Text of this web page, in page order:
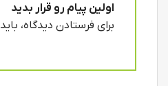
اولین پیام رو قرار بدید
برای فرستادن دیدگاه، باید